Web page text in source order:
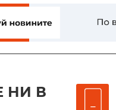
НИ В